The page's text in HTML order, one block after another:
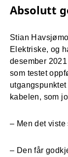
Absolutt
Stian
Elektriske, og
desember
som testet
kabelen, som
– Men det viste
– Den får